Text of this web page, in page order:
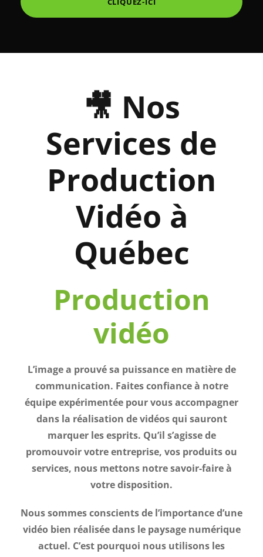
🎥 Nos
Services de
Production
Vidéo à
Québec
Production
vidéo
L’image a prouvé sa puissance en matière de
communication. Faites confiance à notre
équipe expérimentée pour vous accompagner
dans la réalisation de vidéos qui sauront
marquer les esprits. Qu’il s’agisse de
promouvoir votre entreprise, vos produits ou
services, nous mettons notre savoir-faire à
votre disposition.
Nous sommes conscients de l’importance d’une
vidéo bien réalisée dans le paysage numérique
actuel. C’est pourquoi nous utilisons les